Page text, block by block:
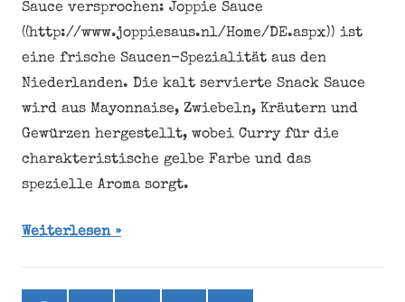
Sauce versprochen: Joppie Sauce
((http://www.joppiesaus.nl/Home/DE.aspx)) ist
eine frische Saucen-Spezialität aus den
Niederlanden. Die kalt servierte Snack Sauce
wird aus Mayonnaise, Zwiebeln, Kräutern und
Gewürzen hergestellt, wobei Curry für die
charakteristische gelbe Farbe und das
spezielle Aroma sorgt.
Weiterlesen